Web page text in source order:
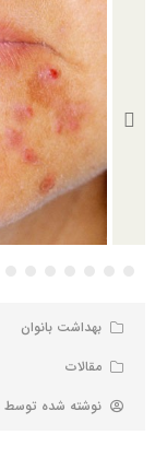
بهداشت بانوان
مقالات
نوشته شده توسط